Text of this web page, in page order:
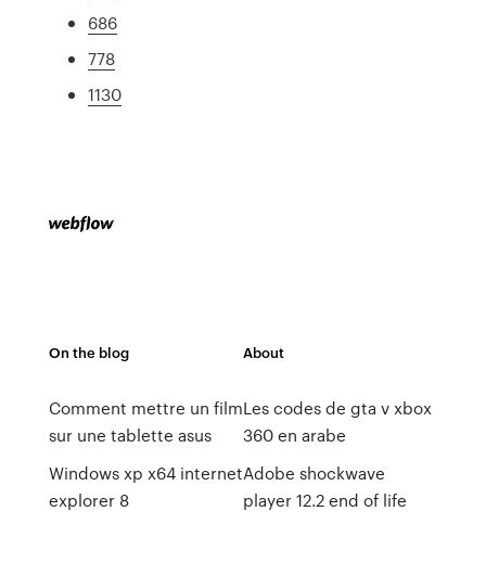
686
778
1130
On the blog
Comment mettre un film
sur une tablette asus
Windows xp x64 internet
explorer 8
About
Les codes de gta v xbox
360 en arabe
Adobe shockwave
player 12.2 end of life